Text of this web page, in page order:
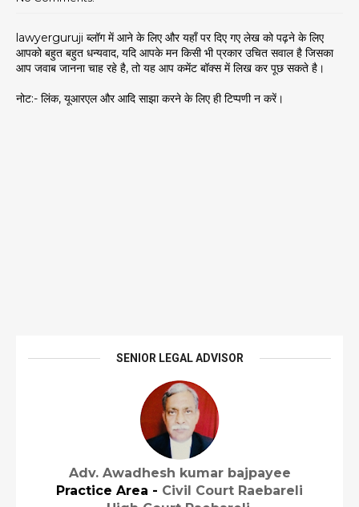
lawyerguruji ब्लॉग में आने के लिए और यहाँ पर दिए गए लेख को पढ़ने के लिए
आपको बहुत बहुत धन्यवाद, यदि आपके मन किसी भी प्रकार उचित सवाल है जिसका
आप जवाब जानना चाह रहे है, तो यह आप कमेंट बॉक्स में लिख कर पूछ सकते है।
नोट:- लिंक, यूआरएल और आदि साझा करने के लिए ही टिप्पणी न करें।
SENIOR LEGAL ADVISOR
Adv. Awadhesh kumar bajpayee
Practice Area - Civil Court Raebareli